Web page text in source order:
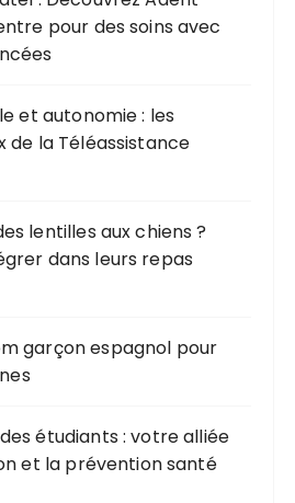
pour des soins avec
et autonomie : les
de la Téléassistance
lentilles aux chiens ?
dans leurs repas
garçon espagnol pour
étudiants : votre alliée
et la prévention santé